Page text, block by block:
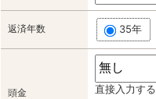
返済年数 35年
頭金 直接入力する